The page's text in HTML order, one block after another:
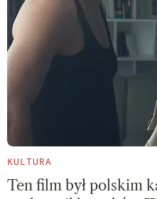
KULTURA
Ten film był polskim